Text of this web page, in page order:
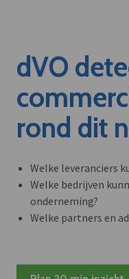
dVO
rond dit
Welke leveranciers
Welke bedrijven
onderneming?
Welke partners en